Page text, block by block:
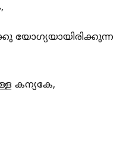
യോഗ്യയായിരിക്കുന്ന
കന്യകേ,